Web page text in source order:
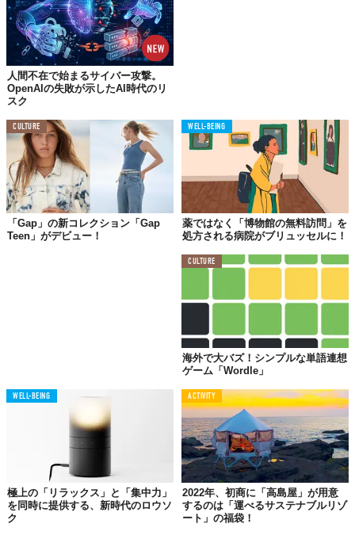
人間不在で始まるサイバー攻撃。
OpenAIの失敗が示したAI時代のリ
スク
CULTURE
「Gap」の新コレクション「Gap
Teen」がデビュー！
WELL-BEING
薬ではなく「博物館の無料訪問」を
処方される病院がブリュッセルに！
CULTURE
海外で大バズ！シンプルな単語連想
ゲーム「Wordle」
WELL-BEING
極上の「リラックス」と「集中力」
を同時に提供する、新時代のロウソ
ク
ACTIVITY
2022年、初商に「高島屋」が用意
するのは「運べるサステナブルリゾ
ート」の福袋！